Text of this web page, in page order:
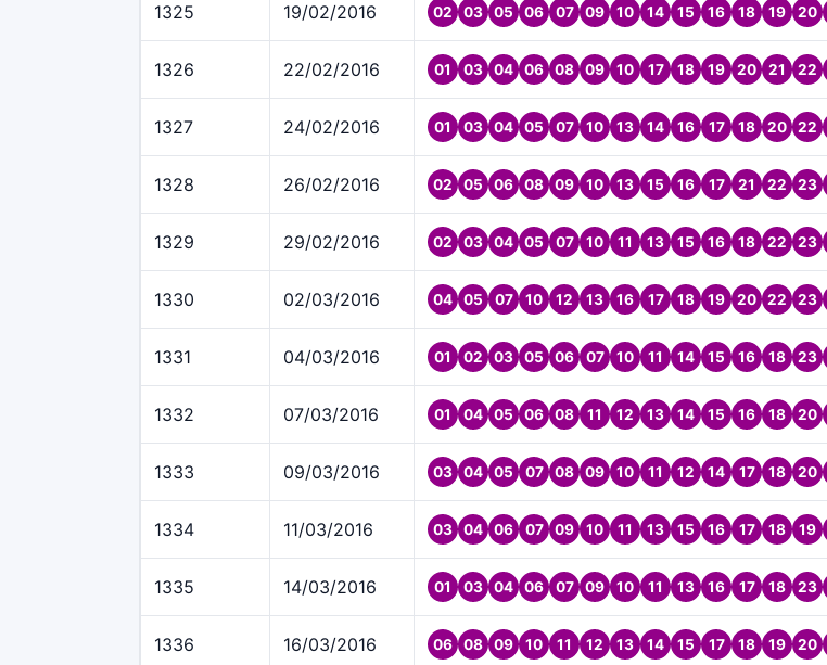
1325 19/02/2016 02 03 05 06 07 09 10 14 15 16 18 19 20
1326 22/02/2016 01 03 04 06 08 09 10 17 18 19 20 21 22
1327 24/02/2016 01 03 04 05 07 10 13 14 16 17 18 20 22
1328 26/02/2016 02 05 06 08 09 10 13 15 16 17 21 22 23
1329 29/02/2016 02 03 04 05 07 10 11 13 15 16 18 22 23
1330 02/03/2016 04 05 07 10 12 13 16 17 18 19 20 22 23
1331 04/03/2016 01 02 03 05 06 07 10 11 14 15 16 18 23
1332 07/03/2016 01 04 05 06 08 11 12 13 14 15 16 18 20
1333 09/03/2016 03 04 05 07 08 09 10 11 12 14 17 18 20
1334 11/03/2016 03 04 06 07 09 10 11 13 15 16 17 18 19
1335 14/03/2016 01 03 04 06 07 09 10 11 13 16 17 18 23
1336 16/03/2016 06 08 09 10 11 12 13 14 15 17 18 19 20